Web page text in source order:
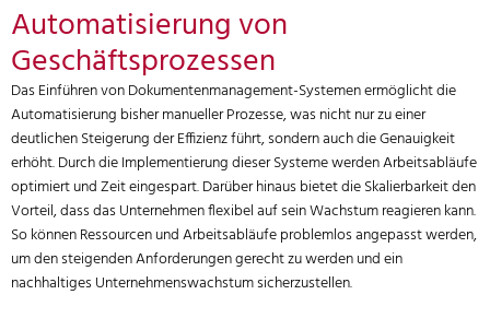
Automatisierung von
Geschäftsprozessen
Das Einführen von Dokumentenmanagement-Systemen ermöglicht die
Automatisierung bisher manueller Prozesse, was nicht nur zu einer
deutlichen Steigerung der Effizienz führt, sondern auch die Genauigkeit
erhöht. Durch die Implementierung dieser Systeme werden Arbeitsabläufe
optimiert und Zeit eingespart. Darüber hinaus bietet die Skalierbarkeit den
Vorteil, dass das Unternehmen flexibel auf sein Wachstum reagieren kann.
So können Ressourcen und Arbeitsabläufe problemlos angepasst werden,
um den steigenden Anforderungen gerecht zu werden und ein
nachhaltiges Unternehmenswachstum sicherzustellen.